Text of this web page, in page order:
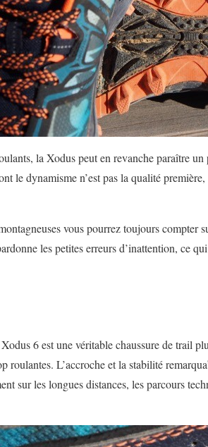
la Xodus peut en revanche paraître
le dynamisme n’est pas la qualité
vous pourrez toujours compter
les petites erreurs d’inattention, ce
6 est une véritable chaussure de trail
roulantes. L’accroche et la stabilité
sur les longues distances, les parcours